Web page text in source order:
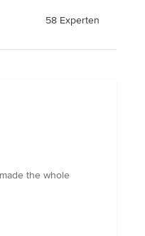
58 Experten
the whole